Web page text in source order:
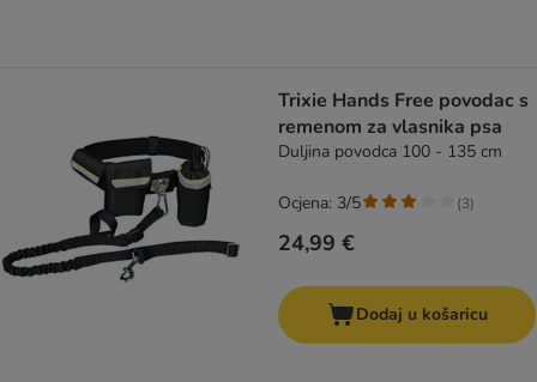
Trixie Hands Free povodac s
remenom za vlasnika psa
Duljina povodca 100 - 135 cm
24,99 €
Ocjena: 3/5 (3)
Dodaj u košaricu